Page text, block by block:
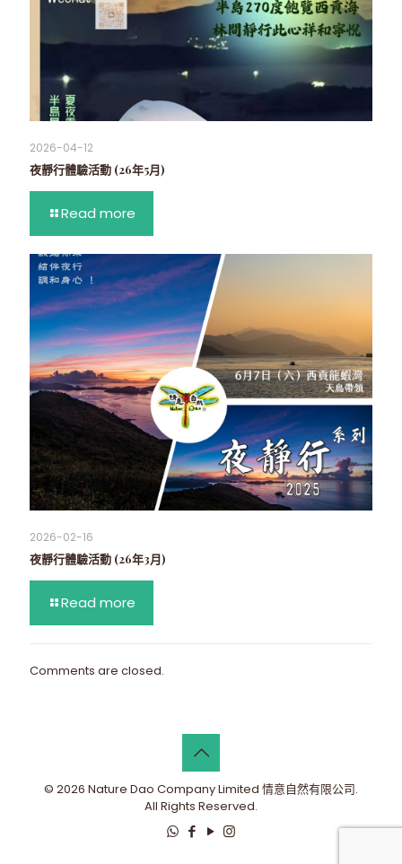
2026-04-12
夜靜行體驗活動 (26年5月)
Read more
2026-02-16
夜靜行體驗活動 (26年3月)
Read more
Comments are closed.
© 2026 Nature Dao Company Limited 情意自然有限公司.
All Rights Reserved.